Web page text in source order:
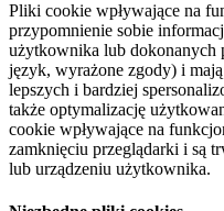
Pliki cookie wpływające na
przypomnienie sobie
użytkownika lub dokonanych
język, wyrażone zgody) i
lepszych i bardziej
także optymalizację
cookie wpływające na
zamknięciu przeglądarki i są
lub urządzeniu użytkownika.